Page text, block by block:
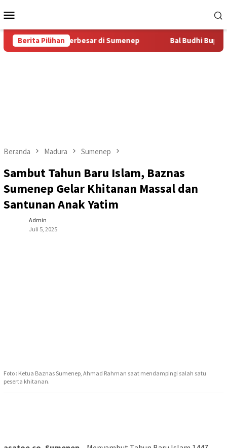
ke
Mobile
Berita Pilihan
Bal Budhi Terbesar di Sumenep Bal Budhi Bupati
Beranda Madura Sumenep
Sambut Tahun Baru Islam, Baznas
Sumenep Gelar Khitanan Massal dan
Santunan Anak Yatim
Admin
Juli 5, 2025
Foto : Ketua Baznas Sumenep, Ahmad Rahman saat mendampingi salah satu
peserta khitanan.